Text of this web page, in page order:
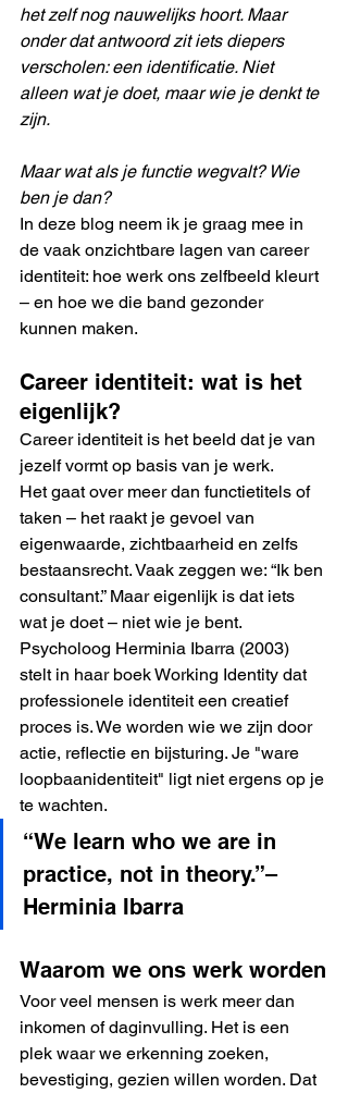
het zelf nog nauwelijks hoort. Maar
onder dat antwoord zit iets diepers
verscholen: een identificatie. Niet
alleen wat je doet, maar wie je denkt te
zijn.
Maar wat als je functie wegvalt? Wie
ben je dan?
In deze blog neem ik je graag mee in
de vaak onzichtbare lagen van career
identiteit: hoe werk ons zelfbeeld kleurt
– en hoe we die band gezonder
kunnen maken.
Career identiteit: wat is het
eigenlijk?
Career identiteit is het beeld dat je van
jezelf vormt op basis van je werk.
Het gaat over meer dan functietitels of
taken – het raakt je gevoel van
eigenwaarde, zichtbaarheid en zelfs
bestaansrecht. Vaak zeggen we: “Ik ben
consultant.” Maar eigenlijk is dat iets
wat je doet – niet wie je bent.
Psycholoog Herminia Ibarra (2003)
stelt in haar boek Working Identity dat
professionele identiteit een creatief
proces is. We worden wie we zijn door
actie, reflectie en bijsturing. Je "ware
loopbaanidentiteit" ligt niet ergens op je
te wachten.
“We learn who we are in
practice, not in theory.”–
Herminia Ibarra
Waarom we ons werk worden
Voor veel mensen is werk meer dan
inkomen of daginvulling. Het is een
plek waar we erkenning zoeken,
bevestiging, gezien willen worden. Dat